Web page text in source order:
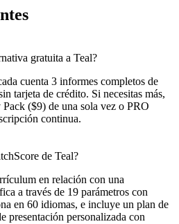
gratuita a Teal?
cuenta 3 informes completos de
tarjeta de crédito. Si necesitas más,
($9) de una sola vez o PRO
continua.
de Teal?
en relación con una
a través de 19 parámetros con
en 60 idiomas, e incluye un plan de
presentación personalizada con